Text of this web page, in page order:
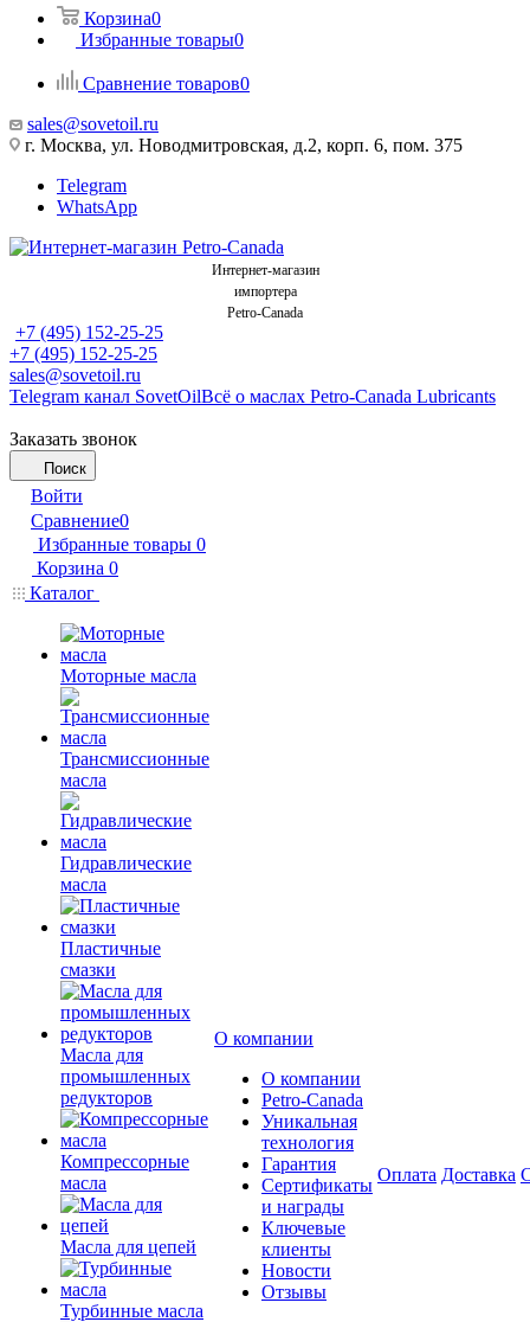
Корзина0
Избранные товары0
Сравнение товаров0
sales@sovetoil.ru
г. Москва, ул. Новодмитровская, д.2, корп. 6, пом. 375
Telegram
WhatsApp
Интернет-магазин
импортера
Petro-Canada
+7 (495) 152-25-25
+7 (495) 152-25-25
sales@sovetoil.ru
Telegram канал SovetOilВсё о маслах Petro-Canada Lubricants
Заказать звонок
Поиск
Войти
Сравнение0
Избранные товары 0
Корзина 0
Каталог
Моторные масла
Трансмиссионные
масла
Гидравлические
масла
Пластичные
смазки
Масла для
промышленных
редукторов
Компрессорные
масла
Масла для цепей
Турбинные масла
О компании
О компании
Petro-Сanada
Уникальная
технология
Гарантия
Сертификаты
и награды
Ключевые
клиенты
Новости
Отзывы
Оплата Доставка